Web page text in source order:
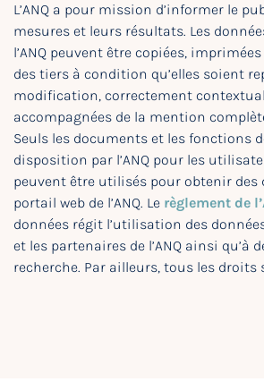
L’ANQ a pour mission d’informer le
mesures et leurs résultats. Les
l’ANQ peuvent être copiées,
des tiers à condition qu’elles soient
modification, correctement
accompagnées de la mention
Seuls les documents et les fonctions
disposition par l’ANQ pour les
peuvent être utilisés pour obtenir des
portail web de l’ANQ. Le règlement de
données régit l’utilisation des
et les partenaires de l’ANQ ainsi qu’à
recherche. Par ailleurs, tous les droits